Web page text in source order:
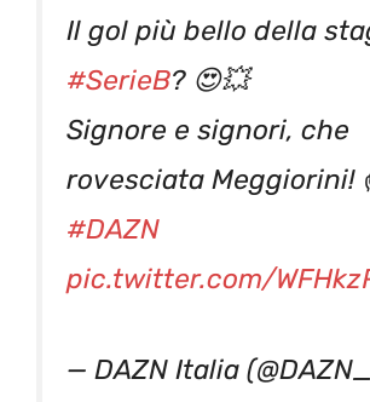
Il gol più bello della
#SerieB? 😍💥
Signore e signori, che
rovesciata Meggiorini!
#DAZN
pic.twitter.com/
— DAZN Italia